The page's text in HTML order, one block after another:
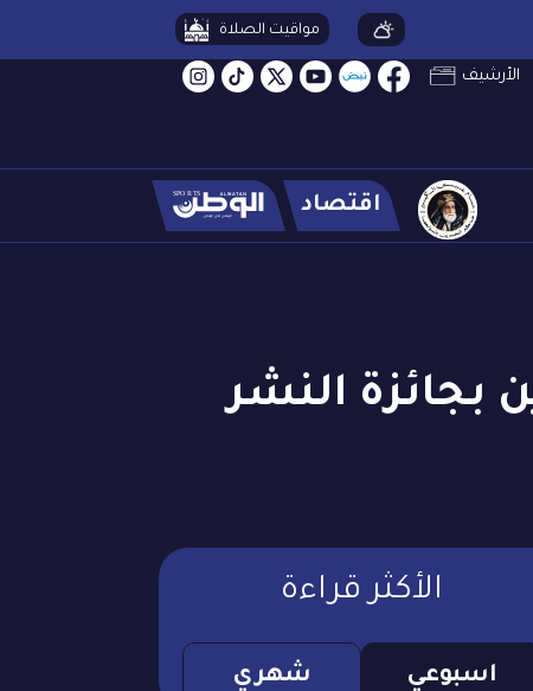
مواقيت الصلاة
الأرشيف
اقتصاد
بجائزة النشر
الأكثر قراءة
اسبوعي شهري